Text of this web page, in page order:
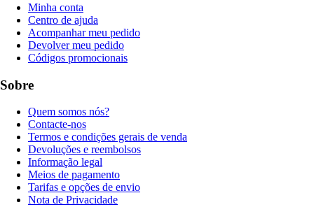
Minha conta
Centro de ajuda
Acompanhar meu pedido
Devolver meu pedido
Códigos promocionais
Sobre
Quem somos nós?
Contacte-nos
Termos e condições gerais de venda
Devoluções e reembolsos
Informação legal
Meios de pagamento
Tarifas e opções de envio
Nota de Privacidade